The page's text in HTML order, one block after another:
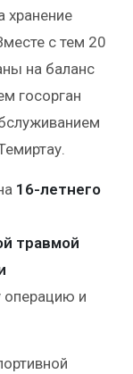
хранение
с тем 20
на баланс
госорган
16-летнего
травмой
операцию и